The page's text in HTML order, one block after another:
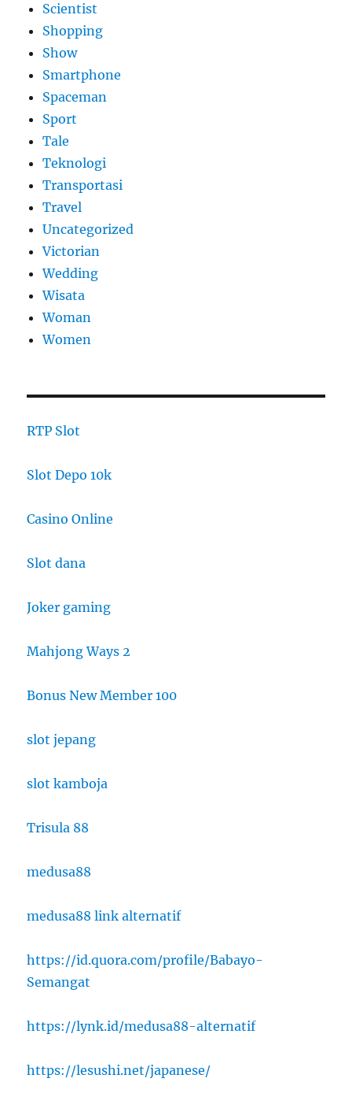
Scientist
Shopping
Show
Smartphone
Spaceman
Sport
Tale
Teknologi
Transportasi
Travel
Uncategorized
Victorian
Wedding
Wisata
Woman
Women
RTP Slot
Slot Depo 10k
Casino Online
Slot dana
Joker gaming
Mahjong Ways 2
Bonus New Member 100
slot jepang
slot kamboja
Trisula 88
medusa88
medusa88 link alternatif
https://id.quora.com/profile/Babayo-
Semangat
https://lynk.id/medusa88-alternatif
https://lesushi.net/japanese/